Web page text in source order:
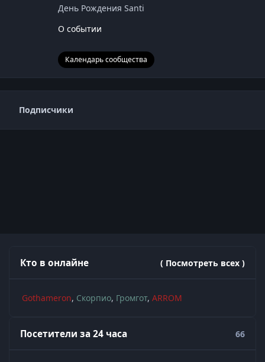
День Рождения Santi
О событии
Календарь сообщества
Подписчики
Кто в онлайне ( Посмотреть всех )
Gothameron Скорпио Громгот ARROM
Посетители за 24 часа 66